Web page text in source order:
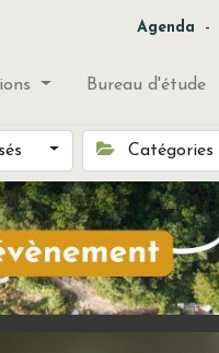
Agenda -
Bureau d'étude
Catégories